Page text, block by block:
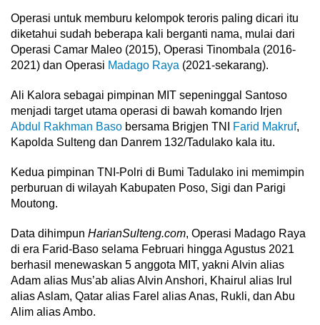
Operasi untuk memburu kelompok teroris paling dicari itu
diketahui sudah beberapa kali berganti nama, mulai dari
Operasi Camar Maleo (2015), Operasi Tinombala (2016-
2021) dan Operasi Madago Raya (2021-sekarang).
Ali Kalora sebagai pimpinan MIT sepeninggal Santoso
menjadi target utama operasi di bawah komando Irjen
Abdul Rakhman Baso bersama Brigjen TNI Farid Makruf,
Kapolda Sulteng dan Danrem 132/Tadulako kala itu.
Kedua pimpinan TNI-Polri di Bumi Tadulako ini memimpin
perburuan di wilayah Kabupaten Poso, Sigi dan Parigi
Moutong.
Data dihimpun HarianSulteng.com, Operasi Madago Raya
di era Farid-Baso selama Februari hingga Agustus 2021
berhasil menewaskan 5 anggota MIT, yakni Alvin alias
Adam alias Mus’ab alias Alvin Anshori, Khairul alias Irul
alias Aslam, Qatar alias Farel alias Anas, Rukli, dan Abu
Alim alias Ambo.